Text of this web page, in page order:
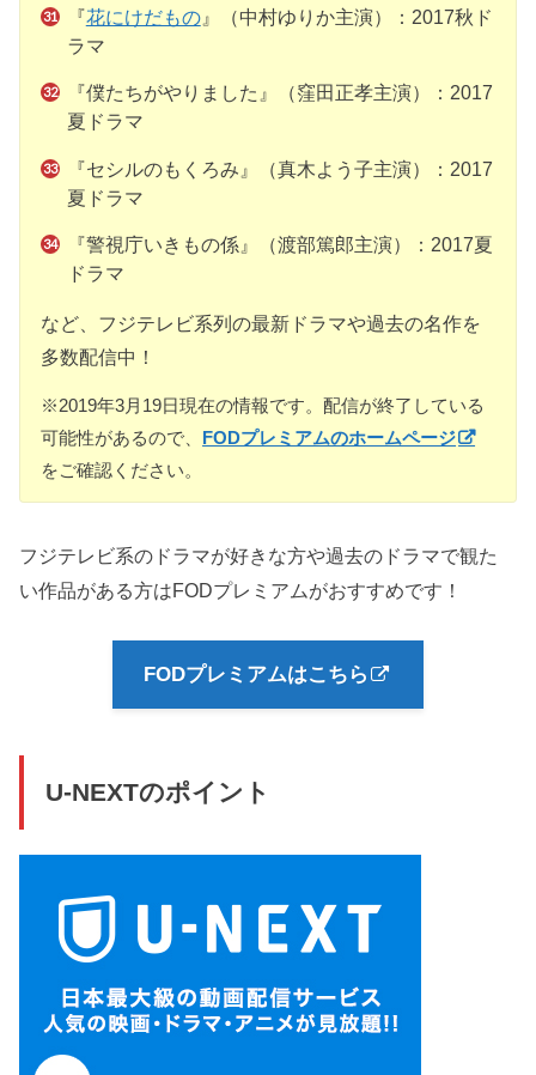
『花にけだもの』（中村ゆりか主演）：2017秋ド
ラマ
『僕たちがやりました』（窪田正孝主演）：2017
夏ドラマ
『セシルのもくろみ』（真木よう子主演）：2017
夏ドラマ
『警視庁いきもの係』（渡部篤郎主演）：2017夏
ドラマ
など、フジテレビ系列の最新ドラマや過去の名作を
多数配信中！
※2019年3月19日現在の情報です。配信が終了している
可能性があるので、 FODプレミアムのホームページ
をご確認ください。
フジテレビ系のドラマが好きな方や過去のドラマで観た
い作品がある方はFODプレミアムがおすすめです！
FODプレミアムはこちら
U-NEXTのポイント